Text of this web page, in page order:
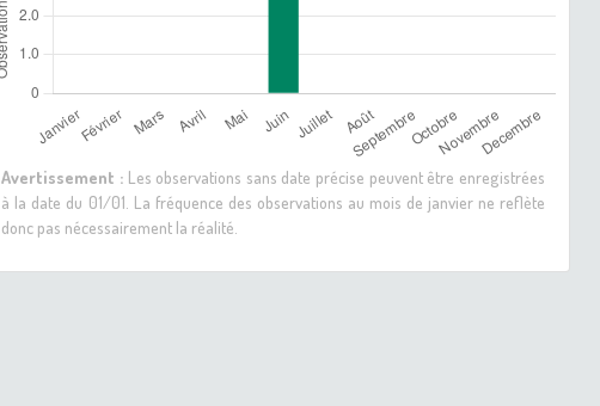
Avertissement :Les observations sans date précise peuvent être enregistrées
à la date du 01/01. La fréquence des observations au mois de janvier ne reflète
donc pas nécessairement la réalité.